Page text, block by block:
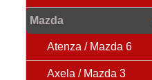
Mazda
Atenza / Mazda 6
Axela / Mazda 3